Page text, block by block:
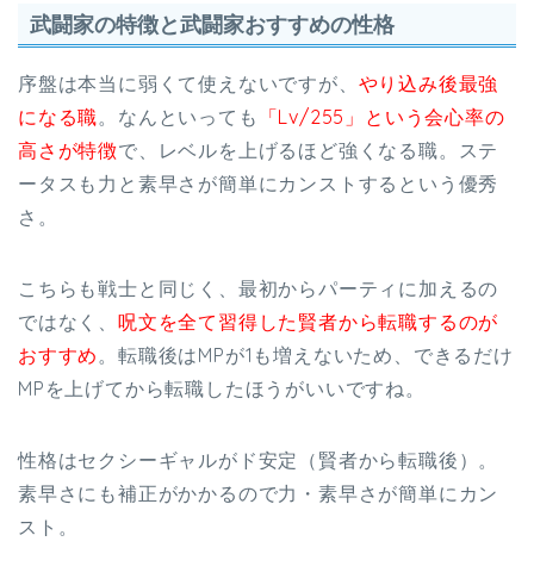
武闘家の特徴と武闘家おすすめの性格
序盤は本当に弱くて使えないですが、 やり込み後最強
になる職。なんといっても 「Lv/255」という会心率の
高さが特徴で、レベルを上げるほど強くなる職。ステ
ータスも力と素早さが簡単にカンストするという優秀
さ。
こちらも戦士と同じく、最初からパーティに加えるの
ではなく、 呪文を全て習得した賢者から転職するのが
おすすめ。転職後はMPが1も増えないため、できるだけ
MPを上げてから転職したほうがいいですね。
性格はセクシーギャルがド安定（賢者から転職後）。
素早さにも補正がかかるので力・素早さが簡単にカン
スト。